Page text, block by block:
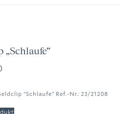
„Schlaufe“
"Schlaufe" Ref.-Nr.: 23/21208